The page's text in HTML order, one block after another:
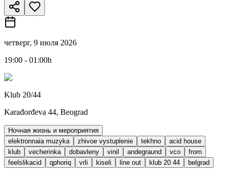
четверг, 9 июля 2026
19:00 - 01:00h
Klub 20/44
Karađorđeva 44, Beograd
Ночная жизнь и мероприятия
elektronnaia muzyka
zhivoe vystuplenie tekhno
acid house
klub
vecherinka dobavleny vinil andegraund vco
from
feelslikacid
qphoriq vrli kiseli line out klub 20 44 belgrad